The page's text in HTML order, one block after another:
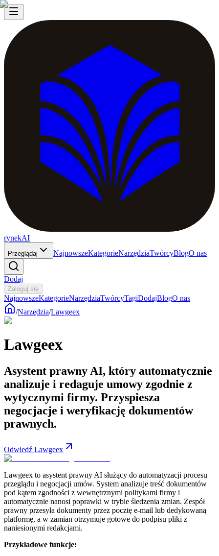
rynekAI
Przeglądaj NajnowszeKategorieNarzędziaTwórcyBlogO nas
Dodaj
Zaloguj się
NajnowszeKategorieNarzędziaTwórcyTagiDodajBlogO nas
/Narzędzia/Lawgeex
Lawgeex
Asystent prawny AI, który automatycznie
analizuje i redaguje umowy zgodnie z
wytycznymi firmy. Przyspiesza
negocjacje i weryfikację dokumentów
prawnych.
Odwiedź Lawgeex
Lawgeex to asystent prawny AI służący do automatyzacji procesu
przeglądu i negocjacji umów. System analizuje treść dokumentów
pod kątem zgodności z wewnętrznymi politykami firmy i
automatycznie nanosi poprawki w trybie śledzenia zmian. Zespół
prawny przesyła dokumenty przez pocztę e-mail lub dedykowaną
platformę, a w zamian otrzymuje gotowe do podpisu pliki z
naniesionymi redakcjami.
Przykładowe funkcje: